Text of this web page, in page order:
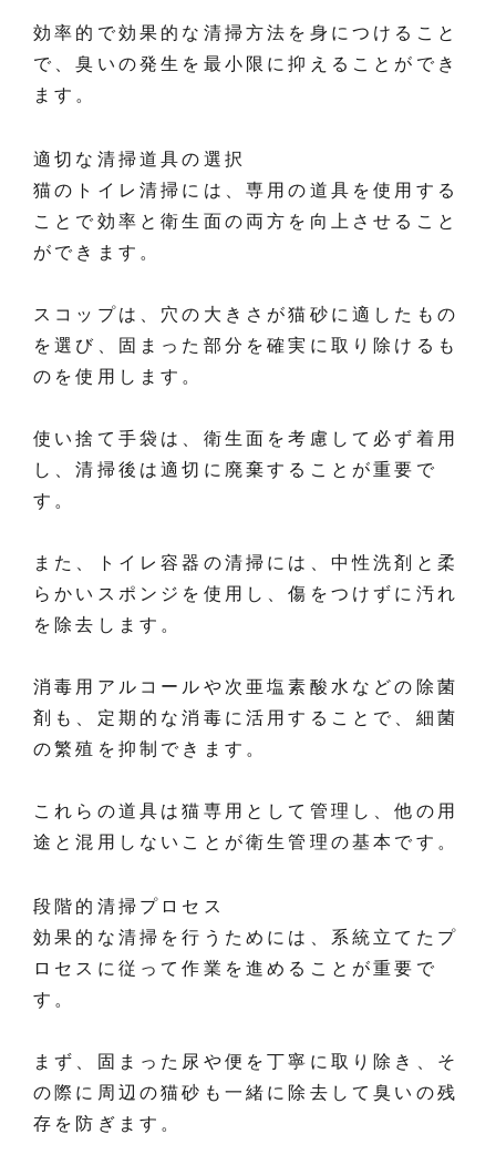
効率的で効果的な清掃方法を身につけること
で、臭いの発生を最小限に抑えることができ
ます。
適切な清掃道具の選択
猫のトイレ清掃には、専用の道具を使用する
ことで効率と衛生面の両方を向上させること
ができます。
スコップは、穴の大きさが猫砂に適したもの
を選び、固まった部分を確実に取り除けるも
のを使用します。
使い捨て手袋は、衛生面を考慮して必ず着用
し、清掃後は適切に廃棄することが重要で
す。
また、トイレ容器の清掃には、中性洗剤と柔
らかいスポンジを使用し、傷をつけずに汚れ
を除去します。
消毒用アルコールや次亜塩素酸水などの除菌
剤も、定期的な消毒に活用することで、細菌
の繁殖を抑制できます。
これらの道具は猫専用として管理し、他の用
途と混用しないことが衛生管理の基本です。
段階的清掃プロセス
効果的な清掃を行うためには、系統立てたプ
ロセスに従って作業を進めることが重要で
す。
まず、固まった尿や便を丁寧に取り除き、そ
の際に周辺の猫砂も一緒に除去して臭いの残
存を防ぎます。